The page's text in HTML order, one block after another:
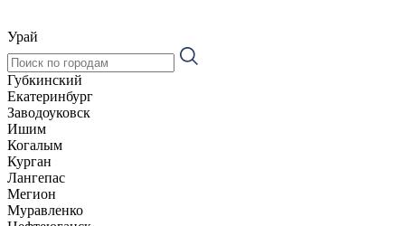
Урай
Губкинский
Екатеринбург
Заводоуковск
Ишим
Когалым
Курган
Лангепас
Мегион
Муравленко